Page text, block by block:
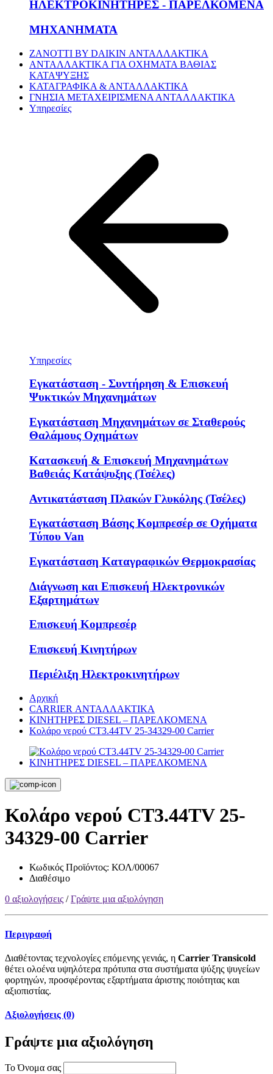
ΗΛΕΚΤΡΟΚΙΝΗΤΗΡΕΣ - ΠΑΡΕΛΚΟΜΕΝΑ
ΜΗΧΑΝΗΜΑΤΑ
ZANOTTI BY DAIKIN ΑΝΤΑΛΛΑΚΤΙΚΑ
ΑΝΤΑΛΛΑΚΤΙΚΑ ΓΙΑ ΟΧΗΜΑΤΑ ΒΑΘΙΑΣ
ΚΑΤΑΨΥΞΗΣ
ΚΑΤΑΓΡΑΦΙΚΑ & ΑΝΤΑΛΛΑΚΤΙΚΑ
ΓΝΗΣΙΑ ΜΕΤΑΧΕΙΡΙΣΜΕΝΑ ΑΝΤΑΛΛΑΚΤΙΚΑ
Υπηρεσίες
Υπηρεσίες
Εγκατάσταση - Συντήρηση & Επισκευή
Ψυκτικών Μηχανημάτων
Εγκατάσταση Μηχανημάτων σε Σταθερούς
Θαλάμους Οχημάτων
Κατασκευή & Επισκευή Μηχανημάτων
Βαθειάς Κατάψυξης (Τσέλες)
Αντικατάσταση Πλακών Γλυκόλης (Τσέλες)
Εγκατάσταση Βάσης Κομπρεσέρ σε Οχήματα
Τύπου Van
Εγκατάσταση Καταγραφικών Θερμοκρασίας
Διάγνωση και Επισκευή Ηλεκτρονικών
Εξαρτημάτων
Επισκευή Κομπρεσέρ
Επισκευή Κινητήρων
Περιέλιξη Ηλεκτροκινητήρων
Αρχική
CARRIER ΑΝΤΑΛΛΑΚΤΙΚΑ
KΙΝΗΤΗΡΕΣ DIESEL – ΠΑΡΕΛΚΟΜΕΝΑ
Κολάρο νερού CT3.44TV 25-34329-00 Carrier
Κολάρο νερού CT3.44TV 25-
34329-00 Carrier
Κωδικός Προϊόντος: ΚΟΛ/00067
Διαθέσιμο
0 αξιολογήσεις /Γράψτε μια αξιολόγηση
Περιγραφή
Διαθέτοντας τεχνολογίες επόμενης γενιάς, η Carrier Transicold
θέτει ολοένα υψηλότερα πρότυπα στα συστήματα ψύξης ψυγείων
φορτηγών, προσφέροντας εξαρτήματα άριστης ποιότητας και
αξιοπιστίας.
Αξιολογήσεις (0)
Γράψτε μια αξιολόγηση
Το Όνομα σας